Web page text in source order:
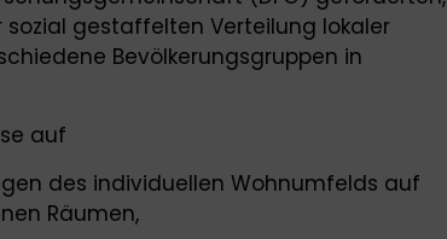
sozial gestaffelten Verteilung lokaler
Bevölkerungsgruppen in
auf
des individuellen Wohnumfelds auf
Räumen,